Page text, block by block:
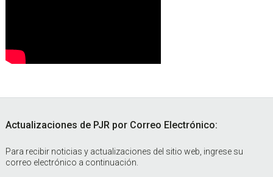
Footer
Actualizaciones de PJR por Correo Electrónico:
Para recibir noticias y actualizaciones del sitio web, ingrese su
correo electrónico a continuación.